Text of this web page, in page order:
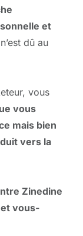
et
dû au
vous
vous
mais bien
vers la
Zinedine
et vous-